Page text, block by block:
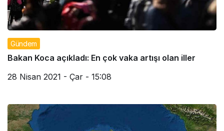
Gündem
Bakan Koca açıkladı: En çok vaka artışı olan iller
28 Nisan 2021 - Çar - 15:08